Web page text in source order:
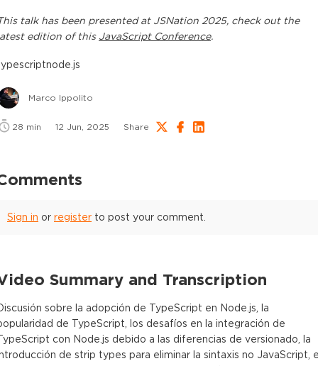
talkhas been presented at JSNation 2025, check out the
edition of this JavaScript Conference.
node.js
Marco Ippolito
28 min 12 Jun, 2025 Share
Sign in or register to post your comment.
Summary and Transcription
sobre la adopción de TypeScript en Node.js, la
de TypeScript, los desafíos en la integración de
con Node.js debido a las diferencias de versionado, la
de strip types para eliminar la sintaxis no JavaScript,